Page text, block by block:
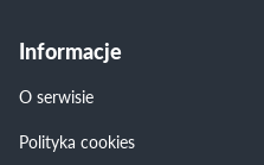
Informacje
O serwisie
Polityka cookies